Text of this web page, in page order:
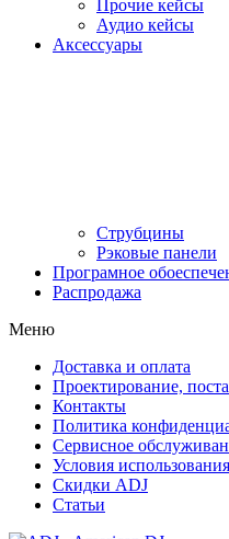
Прочие кейсы
Аудио кейсы
Аксессуары
Струбцины
Рэковые панели
Програмное
Распродажа
Меню
Доставка и оплата
Проектирование,
Контакты
Политика
Сервисное
Условия
Скидки ADJ
Статьи